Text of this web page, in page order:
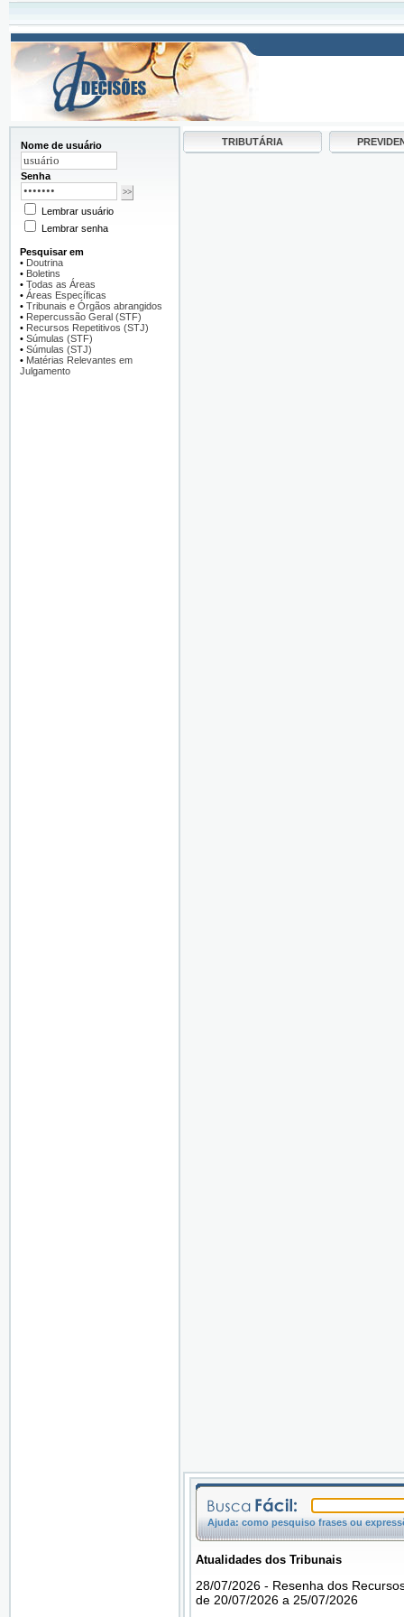
Nome de usuário
Senha
Lembrar usuário
Lembrar senha
Pesquisar em
• Doutrina
• Boletins
• Todas as Áreas
• Áreas Específicas
• Tribunais e Órgãos abrangidos
• Repercussão Geral (STF)
• Recursos Repetitivos (STJ)
• Súmulas (STF)
• Súmulas (STJ)
• Matérias Relevantes em
Julgamento
TRIBUTÁRIA
Ajuda: como pesquiso frases ou
Atualidades dos Tribunais
28/07/2026 - Resenha dos
de 20/07/2026 a 25/07/2026